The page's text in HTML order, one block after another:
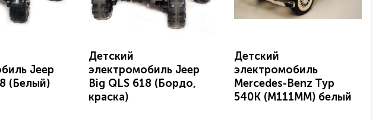
Jeep
(Белый)
Детский
электромобиль Jeep
Big QLS 618 (Бордо,
краска)
Детский
электромобиль
Mercedes-Benz Typ
540K (M111MM) белый